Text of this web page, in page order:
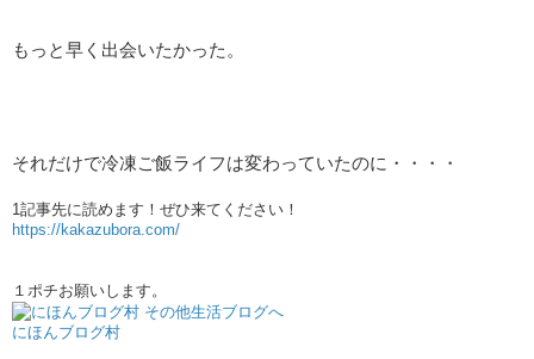
もっと早く出会いたかった。
それだけで冷凍ご飯ライフは変わっていたのに・・・・
1記事先に読めます！ぜひ来てください！​​​
https://kakazubora.com/
１ポチお願いします。
にほんブログ村